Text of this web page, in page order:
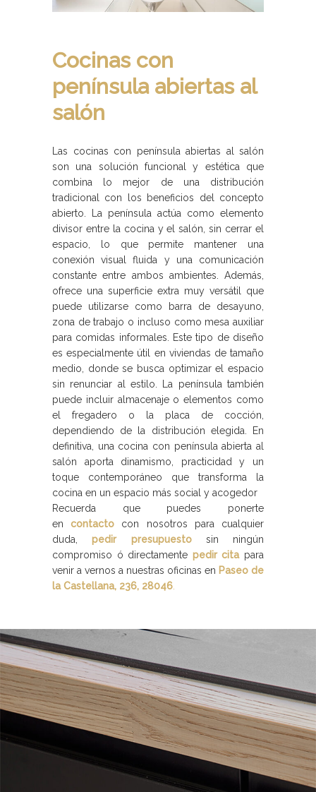
Cocinas con
península abiertas al
salón
Las cocinas con península abiertas al salón
son una solución funcional y estética que
combina lo mejor de una distribución
tradicional con los beneficios del concepto
abierto. La península actúa como elemento
divisor entre la cocina y el salón, sin cerrar el
espacio, lo que permite mantener una
conexión visual fluida y una comunicación
constante entre ambos ambientes. Además,
ofrece una superficie extra muy versátil que
puede utilizarse como barra de desayuno,
zona de trabajo o incluso como mesa auxiliar
para comidas informales. Este tipo de diseño
es especialmente útil en viviendas de tamaño
medio, donde se busca optimizar el espacio
sin renunciar al estilo. La península también
puede incluir almacenaje o elementos como
el fregadero o la placa de cocción,
dependiendo de la distribución elegida. En
definitiva, una cocina con península abierta al
salón aporta dinamismo, practicidad y un
toque contemporáneo que transforma la
cocina en un espacio más social y acogedor
Recuerda que puedes ponerte
encontacto
con nosotros para cualquier
duda,pedir presupuestosin ningún
compromiso ó directamente pedir citapara
venir a vernos a nuestras oficinas en Paseo de
la Castellana, 236, 28046